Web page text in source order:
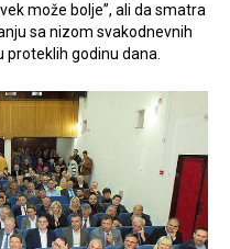
može bolje”, ali da smatra
sa nizom svakodnevnih
godinu dana.